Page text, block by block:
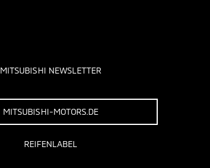
MITSUBISHI NEWSLETTER
MITSUBISHI-MOTORS.DE
REIFENLABEL